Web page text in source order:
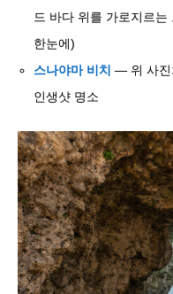
드 바다 위를 가로지르는
한눈에)
스나야마 비치 — 위 사진
인생샷 명소